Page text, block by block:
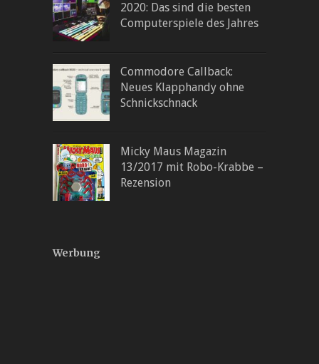
2020: Das sind die besten
Computerspiele des Jahres
Commodore Callback:
Neues Klapphandy ohne
Schnickschnack
Micky Maus Magazin
13/2017 mit Robo-Krabbe –
Rezension
Werbung